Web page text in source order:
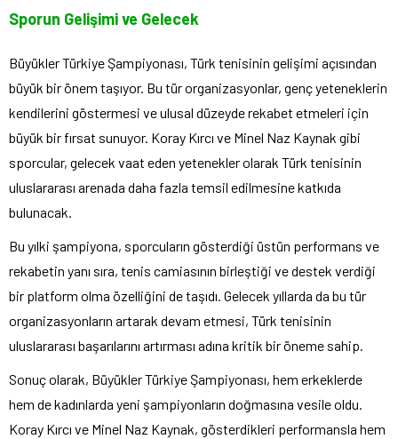
Sporun Gelişimi ve Gelecek
Büyükler Türkiye Şampiyonası, Türk tenisinin gelişimi açısından
büyük bir önem taşıyor. Bu tür organizasyonlar, genç yeteneklerin
kendilerini göstermesi ve ulusal düzeyde rekabet etmeleri için
büyük bir fırsat sunuyor. Koray Kırcı ve Minel Naz Kaynak gibi
sporcular, gelecek vaat eden yetenekler olarak Türk tenisinin
uluslararası arenada daha fazla temsil edilmesine katkıda
bulunacak.
Bu yılki şampiyona, sporcuların gösterdiği üstün performans ve
rekabetin yanı sıra, tenis camiasının birleştiği ve destek verdiği
bir platform olma özelliğini de taşıdı. Gelecek yıllarda da bu tür
organizasyonların artarak devam etmesi, Türk tenisinin
uluslararası başarılarını artırması adına kritik bir öneme sahip.
Sonuç olarak, Büyükler Türkiye Şampiyonası, hem erkeklerde
hem de kadınlarda yeni şampiyonların doğmasına vesile oldu.
Koray Kırcı ve Minel Naz Kaynak, gösterdikleri performansla hem